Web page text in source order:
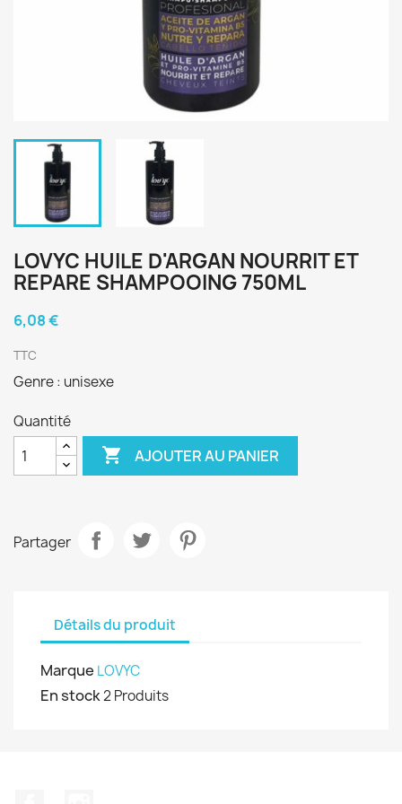
LOVYC HUILE D'ARGAN NOURRIT ET
REPARE SHAMPOOING 750ML
6,08 €
TTC
Genre : unisexe
Quantité
 AJOUTER AU PANIER
Partager
Détails du produit
Marque LOVYC
En stock2 Produits